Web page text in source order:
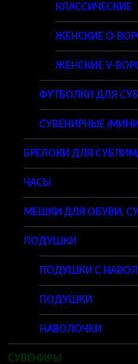
КЛАССИЧЕСКИЕ
ЖЕНСКИЕ O-
ЖЕНСКИЕ V-
ФУТБОЛКИ ДЛЯ
СУВЕНИРНЫЕ
БРЕЛОКИ ДЛЯ
ЧАСЫ
МЕШКИ ДЛЯ ОБУВИ,
ПОДУШКИ
ПОДУШКИ С
ПОДУШКИ
НАВОЛОЧКИ
СУВЕНИРЫ